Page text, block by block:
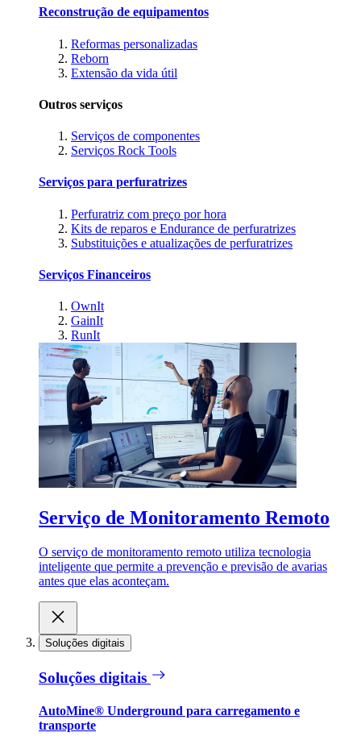
Reconstrução de equipamentos
Reformas personalizadas
Reborn
Extensão da vida útil
Outros serviços
Serviços de componentes
Serviços Rock Tools
Serviços para perfuratrizes
Perfuratriz com preço por hora
Kits de reparos e Endurance de perfuratrizes
Substituições e atualizações de perfuratrizes
Serviços Financeiros
OwnIt
GainIt
RunIt
Serviço de Monitoramento Remoto
O serviço de monitoramento remoto utiliza tecnologia
inteligente que permite a prevenção e previsão de avarias
antes que elas aconteçam.
Soluções digitais
Soluções digitais
AutoMine® Underground para carregamento e
transporte